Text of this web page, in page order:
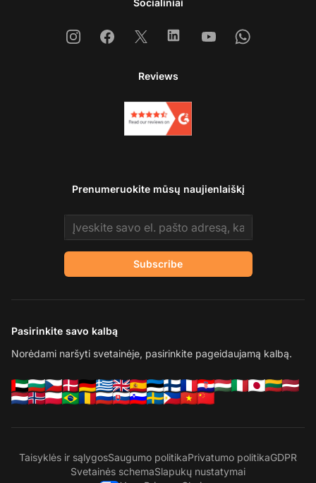
Socialiniai
InstagramFacebook
X LinkedinYoutubeWhatsapp
Reviews
Prenumeruokite mūsų naujienlaiškį
Email address
Subscribe
Pasirinkite savo kalbą
Norėdami naršyti svetainėje, pasirinkite pageidaujamą kalbą.
Taisyklės ir sąlygosSaugumo politikaPrivatumo politikaGDPR
Svetainės schemaSlapukų nustatymai